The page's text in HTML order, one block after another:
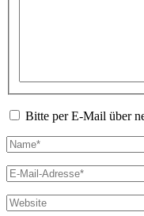
Bitte per E-Mail über
Name*
E-
Mail-
Adresse*
Website